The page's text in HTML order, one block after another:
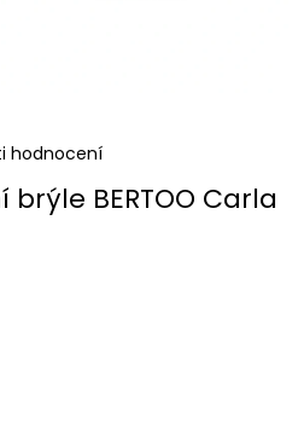
hodnocení
BERTOO Carla